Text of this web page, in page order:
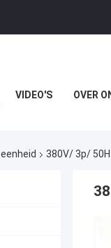
VIDEO'S OVER
380V/ 3p/